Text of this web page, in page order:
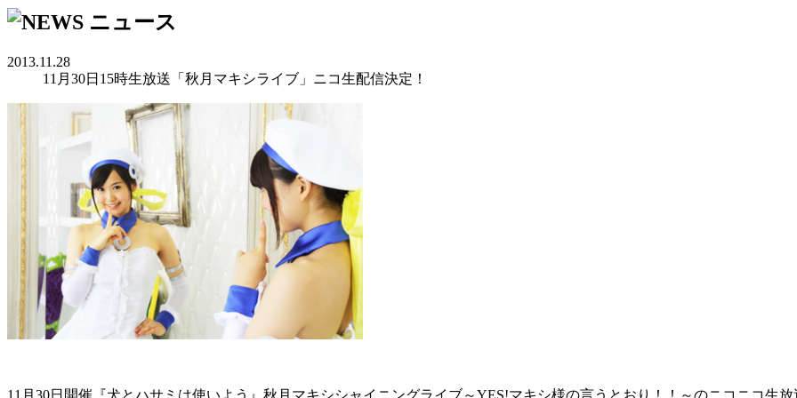
2013.11.28
11月30日15時生放送「秋月マキシライブ」ニコ生配信決定！
11月30日開催『犬とハサミは使いよう』秋月マキシシャイニングライブ～YES!マキシ様の言うとおり！！～のニコニコ生放